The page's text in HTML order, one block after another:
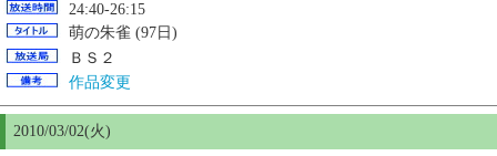
24:40-26:15
萌の朱雀 (97日)
ＢＳ２
作品変更
2010/03/02(火)